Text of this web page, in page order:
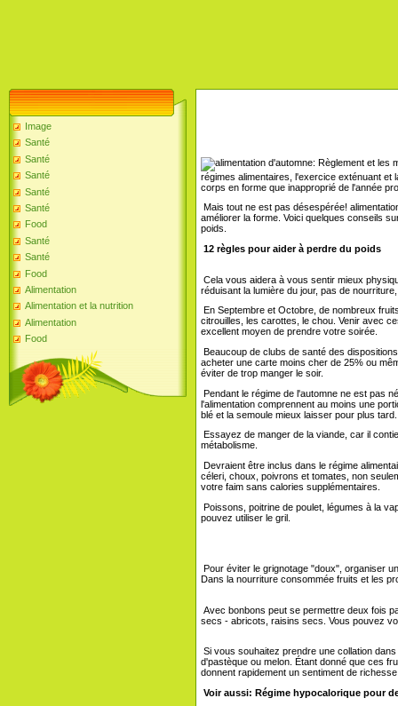
Image
Santé
Santé
Santé
Santé
Santé
Food
Santé
Santé
Food
Alimentation
Alimentation et la nutrition
Alimentation
Food
régimes alimentaires, l'exercice exténuant et
corps en forme que inapproprié de l'année
Mais tout ne est pas désespérée!
améliorer la forme. Voici quelques conseils
poids.
12 règles pour aider à perdre du poids
Cela vous aidera à vous sentir mieux
réduisant la lumière du jour, pas de
En Septembre et Octobre, de nombreux
citrouilles, les carottes, le chou. Venir avec
excellent moyen de prendre votre soirée.
Beaucoup de clubs de santé des
acheter une carte moins cher de 25% ou
éviter de trop manger le soir.
Pendant le régime de l'automne ne est pas
l'alimentation comprennent au moins une
blé et la semoule mieux laisser pour plus tard.
Essayez de manger de la viande, car il
métabolisme.
Devraient être inclus dans le régime
céleri, choux, poivrons et tomates, non
votre faim sans calories supplémentaires.
Poissons, poitrine de poulet, légumes à la
pouvez utiliser le gril.
Pour éviter le grignotage "doux", organiser
Dans la nourriture consommée fruits et les
Avec bonbons peut se permettre deux fois
secs - abricots, raisins secs. Vous pouvez
Si vous souhaitez prendre une collation
d'pastèque ou melon. Étant donné que ces
donnent rapidement un sentiment de
Voir aussi: Régime hypocalorique pour